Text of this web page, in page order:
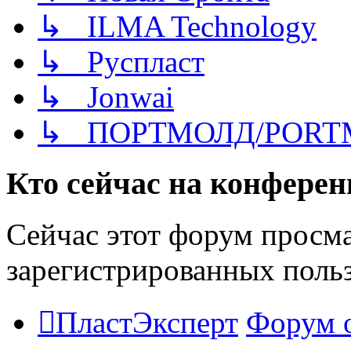
↳ ILMA Technology
↳ Руспласт
↳ Jonwai
↳ ПОРТМОЛД/
Кто сейчас на
Сейчас этот форум
зарегистрированных
ПластЭксперт Форум